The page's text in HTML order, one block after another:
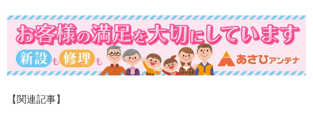
【関連記事】